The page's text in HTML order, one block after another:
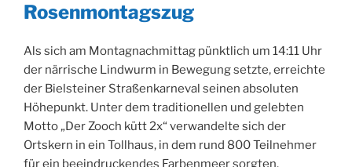
Rosenmontagszug
Als sich am Montagnachmittag pünktlich um 14:11 Uhr
der närrische Lindwurm in Bewegung setzte, erreichte
der Bielsteiner Straßenkarneval seinen absoluten
Höhepunkt. Unter dem traditionellen und gelebten
Motto „Der Zooch kütt 2x“ verwandelte sich der
Ortskern in ein Tollhaus, in dem rund 800 Teilnehmer
für ein beeindruckendes Farbenmeer sorgten.